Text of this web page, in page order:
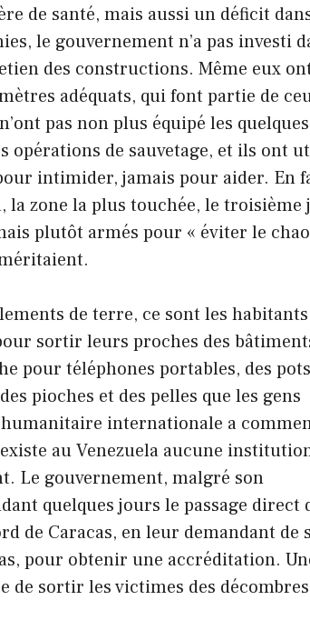
de santé, mais aussi un déficit
le gouvernement n’a pas investi
des constructions. Même eux
adéquats, qui font partie de
pas non plus équipé les quelques
de sauvetage, et ils ont
intimider, jamais pour aider. En
zone la plus touchée, le troisième
plutôt armés pour « éviter le
de terre, ce sont les
sortir leurs proches des
pour téléphones portables, des
pioches et des pelles que les gens
humanitaire internationale a
au Venezuela aucune
Le gouvernement, malgré son
quelques jours le passage direct
de Caracas, en leur demandant de
pour obtenir une accréditation.
de sortir les victimes des